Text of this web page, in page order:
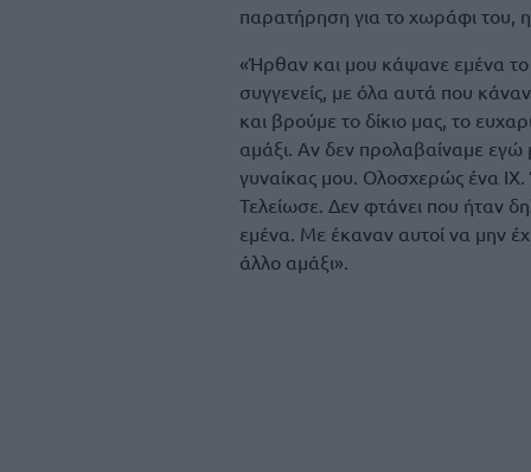
παρατήρηση για το χωράφι του,
«Ήρθαν και μου κάψανε εμένα το
συγγενείς, με όλα αυτά που
και βρούμε το δίκιο μας, το
αμάξι. Αν δεν προλαβαίναμε εγώ
γυναίκας μου. Ολοσχερώς ένα
Τελείωσε. Δεν φτάνει που ήταν
εμένα. Με έκαναν αυτοί να μην
άλλο αμάξι».